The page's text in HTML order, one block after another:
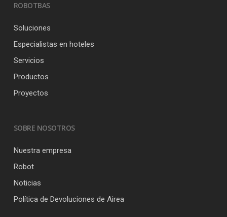
ROBOTBAS
Soluciones
Especialistas en hoteles
Servicios
Productos
Proyectos
SOBRE NOSOTROS
Nuestra empresa
Robot
Noticias
Política de Devoluciones de Airea